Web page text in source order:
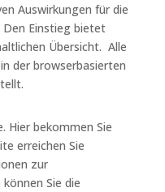
Auswirkungen für die
Einstieg bietet
Übersicht. Alle
der browserbasierten
Hier bekommen Sie
erreichen Sie
zur
Sie die